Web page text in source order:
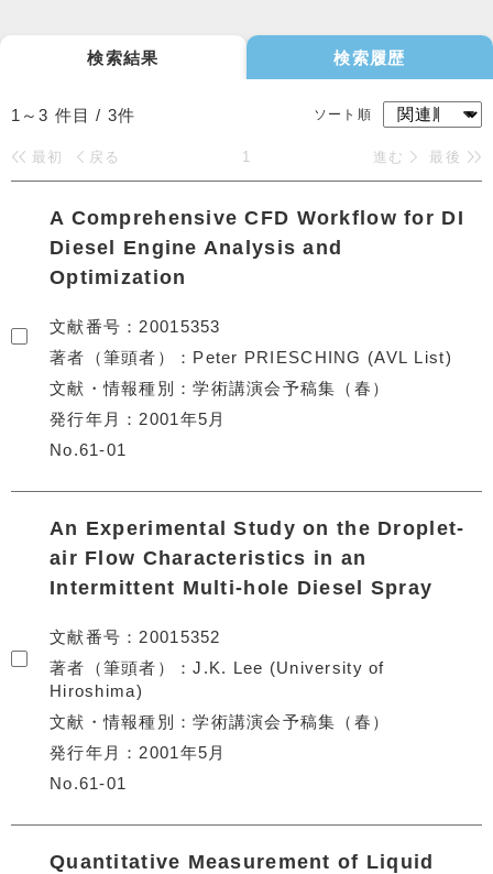
検索結果 検索履歴
1～3 件目 / 3件 ソート順
最初 戻る 1 進む 最後
A Comprehensive CFD Workflow for DI
Diesel Engine Analysis and
Optimization
文献番号
20015353
著者（筆頭者）
Peter PRIESCHING (AVL List)
文献・情報種別
学術講演会予稿集（春）
発行年月
2001年5月
No.61-01
An Experimental Study on the Droplet-
air Flow Characteristics in an
Intermittent Multi-hole Diesel Spray
文献番号
20015352
著者（筆頭者）
J.K. Lee (University of
Hiroshima)
文献・情報種別
学術講演会予稿集（春）
発行年月
2001年5月
No.61-01
Quantitative Measurement of Liquid